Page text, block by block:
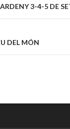
3-4-5 DE
DEL MÓN